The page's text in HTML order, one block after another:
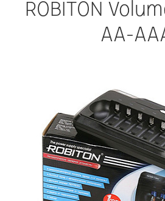
ROBITON
AA-